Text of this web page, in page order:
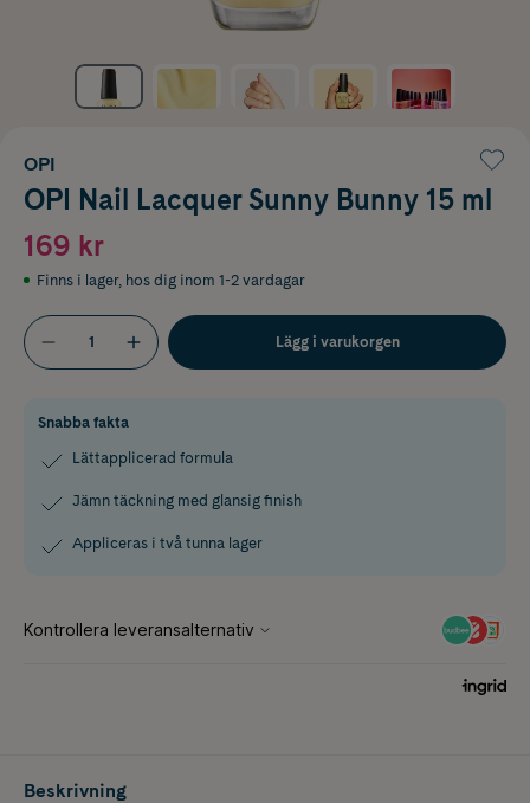
OPI
OPI Nail Lacquer Sunny Bunny 15 ml
169 kr
Finns i lager, hos dig inom 1-2 vardagar
Lägg i varukorgen
Snabba fakta
Lättapplicerad formula
Jämn täckning med glansig finish
Appliceras i två tunna lager
Beskrivning